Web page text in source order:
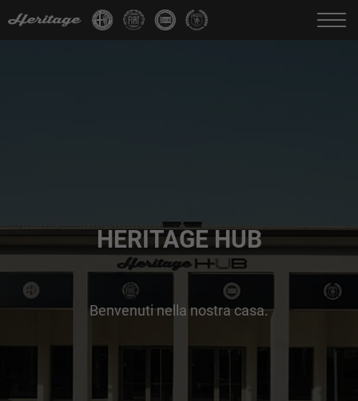
Cambia Lingua: IT DE
HERITAGE HUB
Benvenuti nella nostra casa.